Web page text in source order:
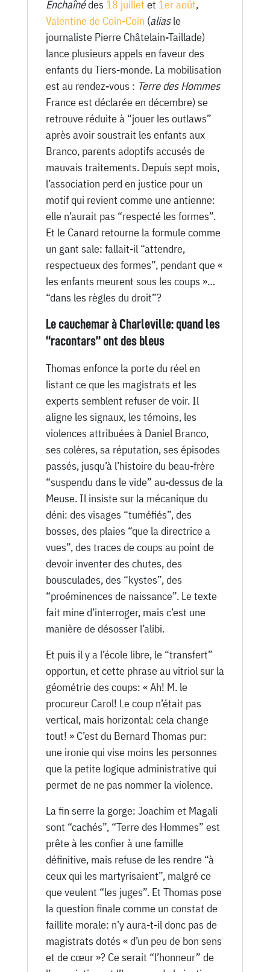
Enchaînédes 18 juillet et 1er août,
Valentine de Coin-Coin (aliasle
journaliste Pierre Châtelain-Taillade)
lance plusieurs appels en faveur des
enfants du Tiers-monde. La mobilisation
est au rendez-vous : Terre des Hommes
France est déclarée en décembre) se
retrouve réduite à “jouer les outlaws”
après avoir soustrait les enfants aux
Branco, parents adoptifs accusés de
mauvais traitements. Depuis sept mois,
l’association perd en justice pour un
motif qui revient comme une antienne:
elle n’aurait pas “respecté les formes”.
Et le Canard retourne la formule comme
un gant sale: fallait-il “attendre,
respectueux des formes”, pendant que «
les enfants meurent sous les coups »…
“dans les règles du droit”?
Le cauchemar à Charleville: quand les
“racontars” ont des bleus
Thomas enfonce la porte du réel en
listant ce que les magistrats et les
experts semblent refuser de voir. Il
aligne les signaux, les témoins, les
violences attribuées à Daniel Branco,
ses colères, sa réputation, ses épisodes
passés, jusqu’à l’histoire du beau-frère
“suspendu dans le vide” au-dessus de la
Meuse. Il insiste sur la mécanique du
déni: des visages “tuméfiés”, des
bosses, des plaies “que la directrice a
vues”, des traces de coups au point de
devoir inventer des chutes, des
bousculades, des “kystes”, des
“proéminences de naissance”. Le texte
fait mine d’interroger, mais c’est une
manière de désosser l’alibi.
Et puis il y a l’école libre, le “transfert”
opportun, et cette phrase au vitriol sur la
géométrie des coups: « Ah! M. le
procureur Carol! Le coup n’était pas
vertical, mais horizontal: cela change
tout! » C’est du Bernard Thomas pur:
une ironie qui vise moins les personnes
que la petite logique administrative qui
permet de ne pas nommer la violence.
La fin serre la gorge: Joachim et Magali
sont “cachés”, “Terre des Hommes” est
prête à les confier à une famille
définitive, mais refuse de les rendre “à
ceux qui les martyrisaient”, malgré ce
que veulent “les juges”. Et Thomas pose
la question finale comme un constat de
faillite morale: n’y aura-t-il donc pas de
magistrats dotés « d’un peu de bon sens
et de cœur »? Ce serait “l’honneur” de